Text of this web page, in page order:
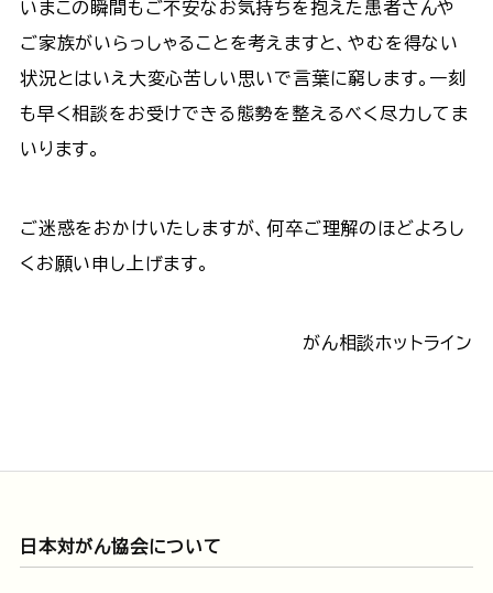
いまこの瞬間もご不安なお気持ちを抱えた患者さんや
ご家族がいらっしゃることを考えますと、やむを得ない
状況とはいえ大変心苦しい思いで言葉に窮します。一刻
も早く相談をお受けできる態勢を整えるべく尽力してま
いります。
ご迷惑をおかけいたしますが、何卒ご理解のほどよろし
くお願い申し上げます。
がん相談ホットライン
日本対がん協会について